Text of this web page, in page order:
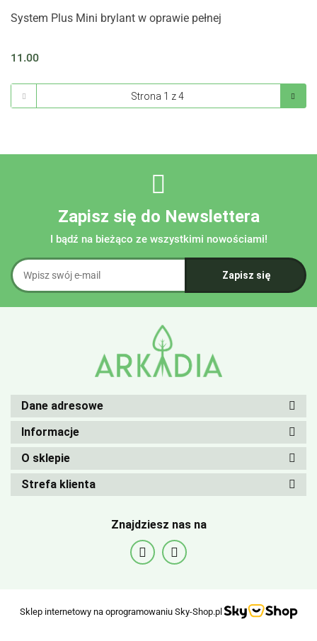
System Plus Mini brylant w oprawie pełnej
11.00
Zapisz się do Newslettera
I bądź na bieżąco ze wszystkimi nowościami!
Dane adresowe
Informacje
O sklepie
Strefa klienta
Znajdziesz nas na
Sklep internetowy na oprogramowaniu Sky-Shop.pl